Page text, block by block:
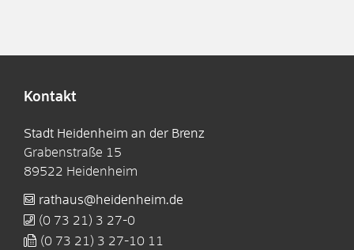
Kontakt
Stadt Heidenheim an der Brenz
Grabenstraße 15
89522 Heidenheim
rathaus@heidenheim.de
(0 73 21) 3 27-0
(0 73 21) 3 27-10 11